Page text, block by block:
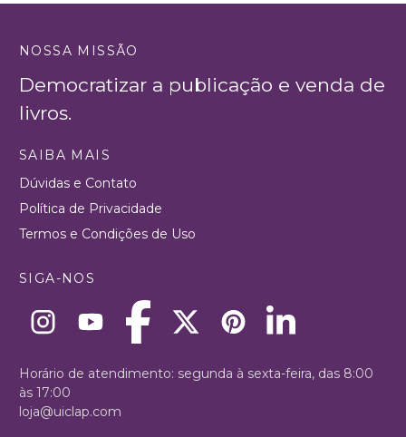
NOSSA MISSÃO
Democratizar a publicação e venda de
livros.
SAIBA MAIS
Dúvidas e Contato
Política de Privacidade
Termos e Condições de Uso
SIGA-NOS
Horário de atendimento: segunda à sexta-feira, das 8:00
às 17:00
loja@uiclap.com